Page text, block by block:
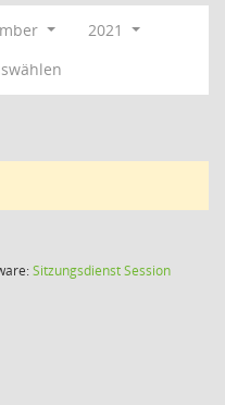
2021
SitzungsdienstSession(Wird in